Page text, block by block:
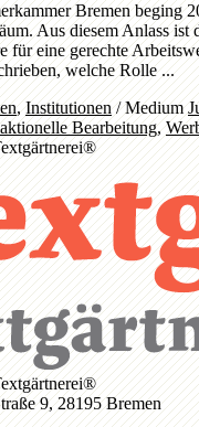
Bremen beging
Aus diesem Anlass ist
für eine gerechte
welche Rolle ...
,Institutionen/Medium
Bearbeitung,
9, 28195 Bremen